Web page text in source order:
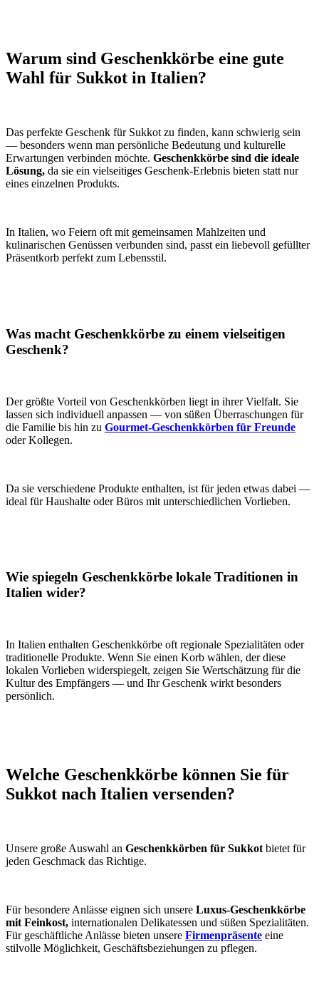
Warum sind Geschenkkörbe eine gute
Wahl für Sukkot in Italien?
Das perfekte Geschenk für Sukkot zu finden, kann schwierig sein
— besonders wenn man persönliche Bedeutung und kulturelle
Erwartungen verbinden möchte. Geschenkkörbe sind die ideale
Lösung, da sie ein vielseitiges Geschenk-Erlebnis bieten statt nur
eines einzelnen Produkts.
In Italien, wo Feiern oft mit gemeinsamen Mahlzeiten und
kulinarischen Genüssen verbunden sind, passt ein liebevoll gefüllter
Präsentkorb perfekt zum Lebensstil.
Was macht Geschenkkörbe zu einem vielseitigen
Geschenk?
Der größte Vorteil von Geschenkkörben liegt in ihrer Vielfalt. Sie
lassen sich individuell anpassen — von süßen Überraschungen für
die Familie bis hin zu Gourmet-Geschenkkörben für Freunde
oder Kollegen.
Da sie verschiedene Produkte enthalten, ist für jeden etwas dabei —
ideal für Haushalte oder Büros mit unterschiedlichen Vorlieben.
Wie spiegeln Geschenkkörbe lokale Traditionen in
Italien wider?
In Italien enthalten Geschenkkörbe oft regionale Spezialitäten oder
traditionelle Produkte. Wenn Sie einen Korb wählen, der diese
lokalen Vorlieben widerspiegelt, zeigen Sie Wertschätzung für die
Kultur des Empfängers — und Ihr Geschenk wirkt besonders
persönlich.
Welche Geschenkkörbe können Sie für
Sukkot nach Italien versenden?
Unsere große Auswahl an Geschenkkörben für Sukkot bietet für
jeden Geschmack das Richtige.
Für besondere Anlässe eignen sich unsere Luxus-Geschenkkörbe
mit Feinkost, internationalen Delikatessen und süßen Spezialitäten.
Für geschäftliche Anlässe bieten unsere Firmenpräsente eine
stilvolle Möglichkeit, Geschäftsbeziehungen zu pflegen.